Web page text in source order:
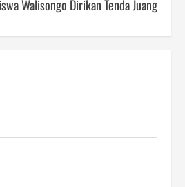
Walisongo Dirikan Tenda Juang